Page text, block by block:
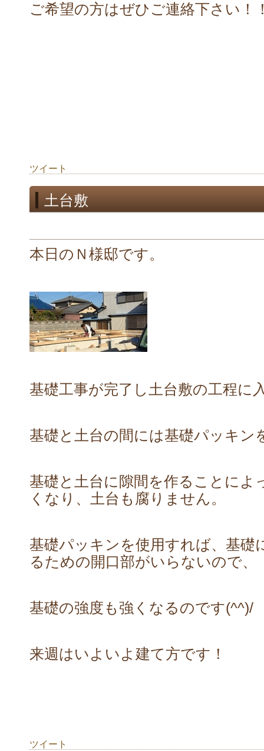
ご希望の方はぜひご連絡下さい！
ツイート
土台敷
本日のＮ様邸です。
基礎工事が完了し土台敷の工程に
基礎と土台の間には基礎パッキン
基礎と土台に隙間を作ることによ
くなり、土台も腐りません。
基礎パッキンを使用すれば、基礎
るための開口部がいらないので、
基礎の強度も強くなるのです(^^)/
来週はいよいよ建て方です！
ツイート